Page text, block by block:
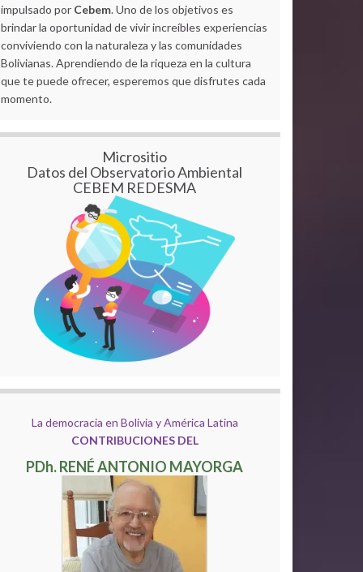
impulsado por Cebem. Uno de los objetivos es
brindar la oportunidad de vivir increíbles experiencias
conviviendo con la naturaleza y las comunidades
Bolivianas. Aprendiendo de la riqueza en la cultura
que te puede ofrecer, esperemos que disfrutes cada
momento.
Micrositio
Datos del Observatorio Ambiental
CEBEM REDESMA
La democracia en Bolivia y América Latina
CONTRIBUCIONES DEL
PDh. RENÉ ANTONIO MAYORGA